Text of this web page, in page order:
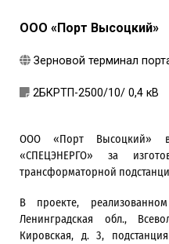
ООО «Порт Высоцкий»
Зерновой терминал
2БКРТП-2500/10/ 0,4 кВ
ООО «Порт Высоцкий»
«СПЕЦЭНЕРГО» за
трансформаторной
В проекте,
Ленинградская обл.,
Кировская, д. 3,